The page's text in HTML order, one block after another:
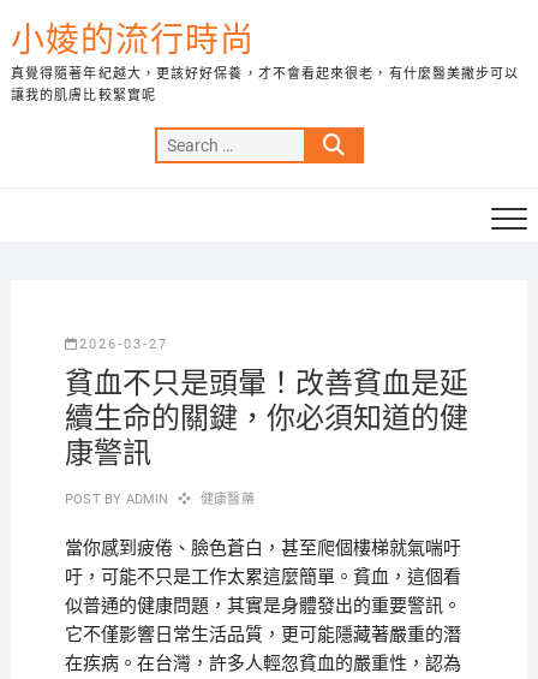
to
content
小婈的流行時尚
真覺得隨著年紀越大，更該好好保養，才不會看起來很老，有什麼醫美撇步可以
讓我的肌膚比較緊實呢
Search
…
2026-03-27
貧血不只是頭暈！改善貧血是延
續生命的關鍵，你必須知道的健
康警訊
POST BY ADMIN 健康醫藥
當你感到疲倦、臉色蒼白，甚至爬個樓梯就氣喘吁
吁，可能不只是工作太累這麼簡單。貧血，這個看
似普通的健康問題，其實是身體發出的重要警訊。
它不僅影響日常生活品質，更可能隱藏著嚴重的潛
在疾病。在台灣，許多人輕忽貧血的嚴重性，認為